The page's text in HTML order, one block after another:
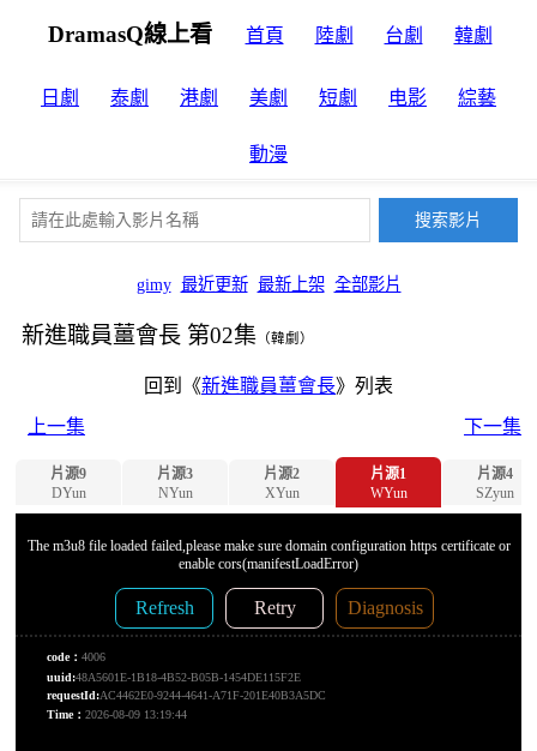
DramasQ線上看 首頁 陸劇 台劇 韓劇
日劇 泰劇 港劇 美劇 短劇 电影 綜藝
動漫
gimy 最近更新 最新上架 全部影片
新進職員薑會長 第02集 （韓劇）
回到《新進職員薑會長》列表
上一集
下一集
片源9
DYun
片源3
NYun
片源2
XYun
片源1
WYun
片源4
SZyun